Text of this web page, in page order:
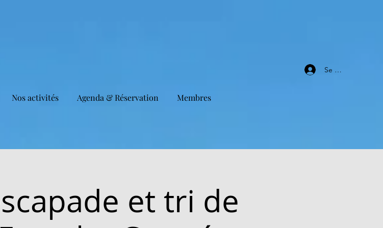
Se connecter
Nos activités Agenda & Réservation Membres
et tri de